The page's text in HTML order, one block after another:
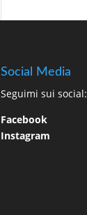
Social Media
Seguimi sui social:
Facebook
Instagram